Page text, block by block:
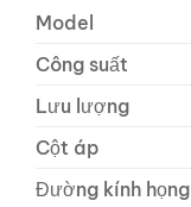
Model
Công suất
Lưu lượng
Cột áp
Đường kính